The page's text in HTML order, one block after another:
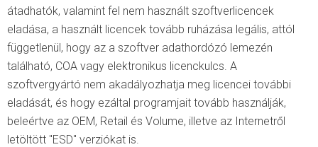
átadhatók, valamint fel nem használt szoftverlicencek
eladása, a használt licencek tovább ruházása legális, attól
függetlenül, hogy az a szoftver adathordózó lemezén
található, COA vagy elektronikus licenckulcs. A
szoftvergyártó nem akadályozhatja meg licencei további
eladását, és hogy ezáltal programjait tovább használják,
beleértve az OEM, Retail és Volume, illetve az Internetről
letöltött "ESD" verziókat is.